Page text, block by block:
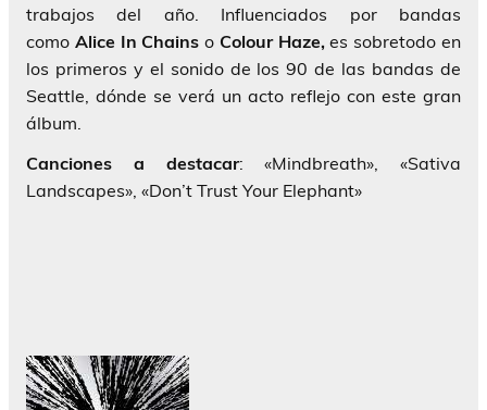
trabajos del año. Influenciados por bandas
como Alice In Chainso Colour Haze,es sobretodo en
los primeros y el sonido de los 90 de las bandas de
Seattle, dónde se verá un acto reflejo con este gran
álbum.
Canciones a destacar: «Mindbreath», «Sativa
Landscapes», «Don’t Trust Your Elephant»